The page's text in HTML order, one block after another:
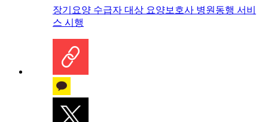
장기요양 수급자 대상 요양보호사 병원동행 서비
스 시행